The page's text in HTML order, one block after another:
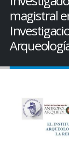
magistral